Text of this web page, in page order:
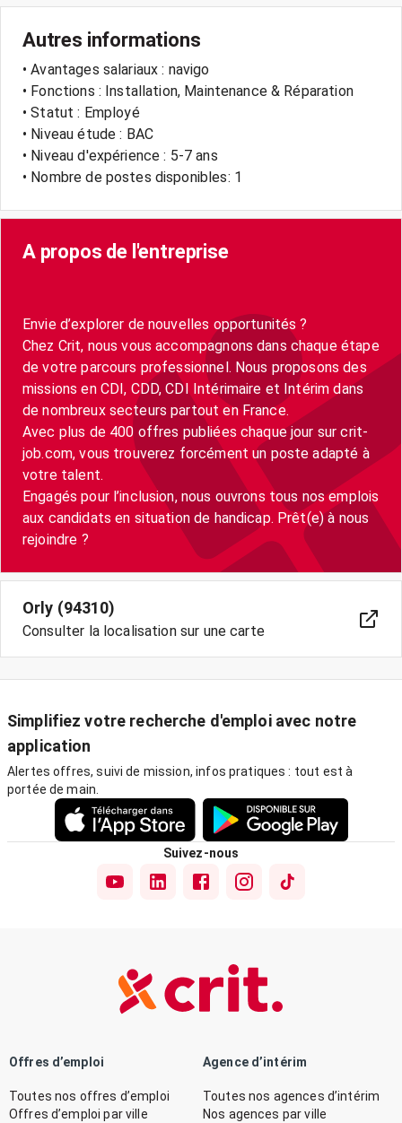
Autres informations
• Avantages salariaux : navigo
• Fonctions : Installation, Maintenance & Réparation
• Statut : Employé
• Niveau étude : BAC
• Niveau d'expérience : 5-7 ans
• Nombre de postes disponibles: 1
A propos de l'entreprise
Envie d’explorer de nouvelles opportunités ?
Chez Crit, nous vous accompagnons dans chaque étape
de votre parcours professionnel. Nous proposons des
missions en CDI, CDD, CDI Intérimaire et Intérim dans
de nombreux secteurs partout en France.
Avec plus de 400 offres publiées chaque jour sur crit-
job.com, vous trouverez forcément un poste adapté à
votre talent.
Engagés pour l’inclusion, nous ouvrons tous nos emplois
aux candidats en situation de handicap. Prêt(e) à nous
Orly (94310)
Consulter la localisation sur une carte
Simplifiez votre recherche d'emploi avec notre
application
Alertes offres, suivi de mission, infos pratiques : tout est à
portée de main.
Suivez-nous
Offres d’emploi
Toutes nos offres d’emploi
Offres d’emploi par ville
Agence d’intérim
Toutes nos agences d’intérim
Nos agences par ville